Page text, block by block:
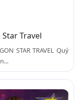
Travel
STAR TRAVEL Quý